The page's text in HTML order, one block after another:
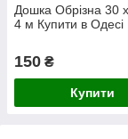
Дошка Обрізна 30
4 м Купити в Одесі
150 ₴
Купити